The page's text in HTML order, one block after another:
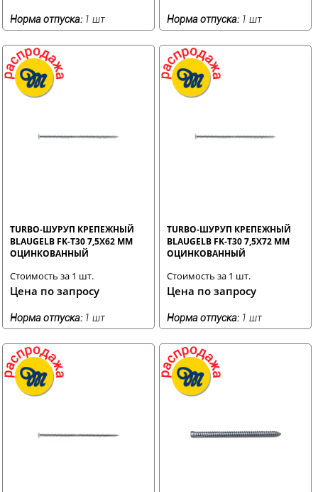
Норма отпуска: 1 шт Норма отпуска: 1 шт
TURBO-ШУРУП КРЕПЕЖНЫЙ
BLAUGELB FK-T30 7,5X62 ММ
ОЦИНКОВАННЫЙ
Стоимость за 1 шт.
Цена по запросу
Норма отпуска: 1 шт
TURBO-ШУРУП КРЕПЕЖНЫЙ
BLAUGELB FK-T30 7,5X72 ММ
ОЦИНКОВАННЫЙ
Стоимость за 1 шт.
Цена по запросу
Норма отпуска: 1 шт